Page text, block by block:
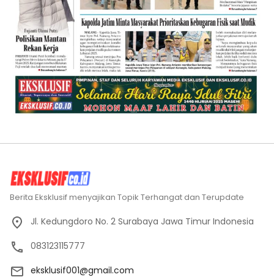
Berita Eksklusif menyajikan Topik Terhangat dan Terupdate
Jl. Kedungdoro No. 2 Surabaya Jawa Timur Indonesia
083123115777
eksklusif001@gmail.com